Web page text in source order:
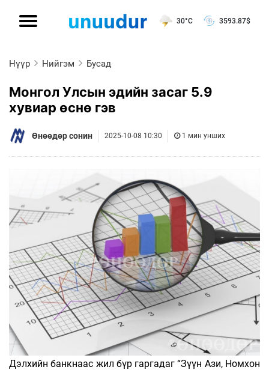
30°C 3593.87$
Нүүр Нийгэм Бусад
Монгол Улсын эдийн засаг 5.9
хувиар өснө гэв
Өнөөдөр сонин 2025-10-08 10:30 1 мин унших
Дэлхийн банкнаас жил бүр гаргадаг “Зүүн Ази, Номхон